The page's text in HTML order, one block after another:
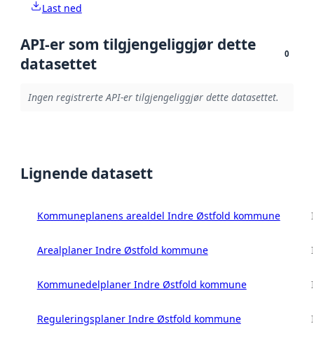
Last ned
API-er som tilgjengeliggjør dette
datasettet
0
Ingen registrerte API-er tilgjengeliggjør dette datasettet.
Lignende datasett
Kommuneplanens arealdel Indre Østfold kommune
Arealplaner Indre Østfold kommune
Kommunedelplaner Indre Østfold kommune
Reguleringsplaner Indre Østfold kommune